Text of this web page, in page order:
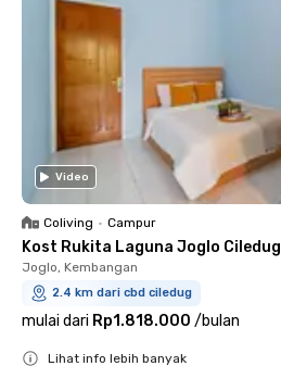
Video
Coliving • Campur
Kost Rukita Laguna Joglo Ciledug
Joglo, Kembangan
2.4 km dari cbd ciledug
mulai dari Rp1.818.000 /bulan
Lihat info lebih banyak